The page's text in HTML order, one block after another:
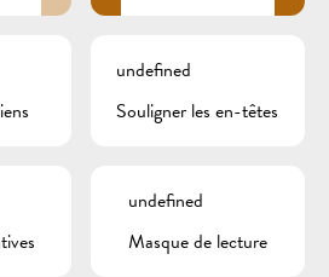
undefined
Souligner les en-têtes
undefined
Masque de lecture